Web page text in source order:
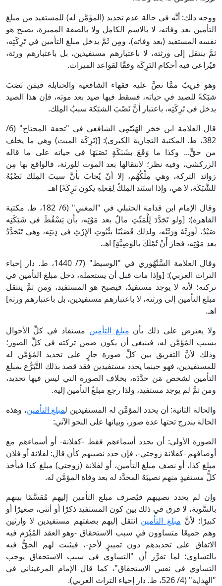
ووجه ذلك: أنَّه في حالة عدم تحديد (المؤَمَّن له) للمستفيد من مبلغ
التأمين بعد وفاته، لا بالاسم الكامل ولا بالصفة المميزة، يصبح هو
نفسه المستفيد (بعد وفاته)، ومِن ثَمَّ يدخل مبلغ التأمين في تَرِكَتِه،
ثمَّ ينتقل إلى ورثته، لا باعتبارهم مستفيدين، بل باعتبارهم ورثة،
فيُراعى فيه أحكام التَرِكَة وفقًا لقواعد الميراث.
وهو قريبٌ ممَّا نصَّ عليه فقهاء الشافعية والحنابلة فيمَن نَصَبَ
شبَكةً للصيد في حياته، فسقط فيها صيد بعد موته، فإن هذا الصيد
يدخل في تَرِكَتِه، باعتبار أنَّ نَصْبَ الشبَكة سببُ المِلك.
قال العلامة ابن حَجَر الهَيْتَمِي الشافعي في "تحفة المحتاج" (6/
382، ط. المكتبة التجارية الكبرى): [(تَرِكَة الميت) وهي ما يخلف
من حقٍّ... وكذا ما وَقَعَ بشَبَكَةٍ نَصَبَهَا في حياته على ما قاله
الزركشي، وفيه نظر؛ لانتقالها بعد الموت للورثة، فالواقع بها مِن
زوائد التركة، وهي مِلْكُهُم، إلا أنْ يُجابَ بأنَّ سببَ المِلك نَصْبُهُ
للشَّبَكَة، لا هي، وإذا استَند المِلكُ لِفِعلِهِ يكون تَرِكَةً] اهـ.
وقال الإمام ابن قدامة الحنبلي في "المغني" (6/ 182، ط. مكتبة
القاهرة): [ولو تَجَدَّدَ لِلْمَيِّتِ مالٌ بعد مَوْتِه، بأن يَسْقُطَ في شَبَكَتِه
صَيْدٌ، لَوَرِثَهُ وَرَثَتُه، ولذلك قَضَيْنَا بثُبُوتِ الإِرْثِ في دِيَتِه، وهي تَتَحَدَّدُ
بعد مَوْتِه، فجازَ أَنْ تُمْلَكَ بالوَصِيَّةِ] اهـ.
وقال العلامة السَّنْهُوري في "الوسيط" (7/ 1440، ط. دار إحياء
التراث العربي): [وإذا مات قبل أن يستعمله، دخل مبلغ التأمين في
تركته؛ لأنه لا يوجد مستفيدٌ، فيصبح هو المستفيد، ومِن ثمَّ ينتقل
مبلغ التأمين إلى ورثته، لا باعتبارهم مستفيدين، بل باعتبارهم ورثة]
اهـ.
ولا يعترض على ذلك بأن مبلغ التأمين مستفاد في كلِّ الأحوال
بسبب المُؤَمَّن له، فينبغي أن يكون ضمن تركته في كلِّ الصور؛
وذلك لأنَّ التفريق بين كلِّ صورة جارٍ على تحديد المُؤَمَّن له
للمستفيدين، فهو حينما يحدد مستفيدين فقد قصد بذلك التَّبَرُّع بمبلغ
التأمين لشخص مَن حدَّدَه، بخلاف الصورة التي ليس فيها تحديد،
ومن ثمَّ لم يوجد مستفيد، ولذا رجع مبلغُ التأمين إليه.
والحالة الثانية: أن يحدد المؤمَّن له المستفيدين لمبلغ التأمين، وهذه
الحالة يندرج تحتها عدة صور، وبيانها على النحو الآتي:
الصورة الأولى: أن يحدد أسماءهم فقط -كفلانة- أو أسماءهم مع
أوصافهم -كفلانة زوجتي-، فإن حدد نصيبهم كأن قال: لفلانة أو فلان
مبلغ كذا، أو نصف مبلغ التأمين، أو لفلانة (زوجتي) مبلغ كذا فيأخذ
كلُّ مستفيدٍ منهم نصيبَهُ المحدَّد له بعد وفاة المؤمَّن له.
وإن لم يحدد نصيبهم فيُصرف مبلغ التأمين إليهم مُقسَّمًا بينهم
بالسَّوية، لا فرق في ذلك بين كون المستفيد ذكرًا أو أنثى، صغيرًا أو
كبيرًا؛ لأنَّ مبلغ التأمين انتقل إليهم بصفتهم مستفيدين لا وارثين
وهم جميعًا متساوون في سبب الاستحقاق -وهو العقد المُبْرَم فيه
الاتفاق على تحديدهم دون تمييزٍ لأحدٍ-، فيثبت لهم الحقُّ فيه
بالتساوي؛ لما تقرَّر أن "التساوي في سبب الاستحقاق يوجب
التساوي في نفس الاستحقاق"، كما قال الإمام المرغيناني في
"الهداية" (4/ 526، ط. دار إحياء التراث العربي).